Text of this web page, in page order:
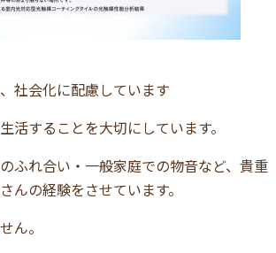
社会化に配慮しています
活することを大切にしています。
ふれ合い・一般家庭での物音など、貴重
んの経験をさせています。
ん。